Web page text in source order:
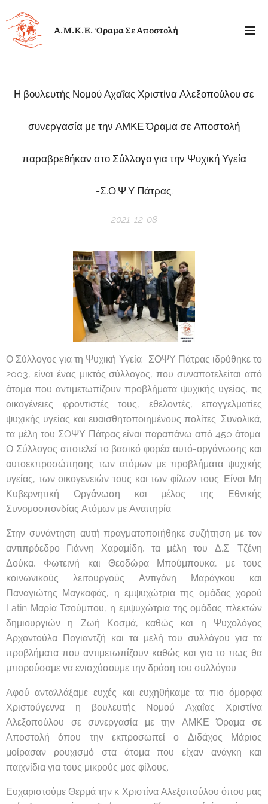
Α.Μ.Κ.Ε. Όραμα Σε Αποστολή
Η βουλευτής Νομού Αχαΐας Χριστίνα Αλεξοπούλου σε
συνεργασία με την ΑΜΚΕ Όραμα σε Αποστολή
παραβρεθήκαν στο Σύλλογο για την Ψυχική Υγεία
-Σ.Ο.Ψ.Υ Πάτρας.
2021-12-08
Ο Σύλλογος για τη Ψυχική Υγεία- ΣΟΨΥ Πάτρας ιδρύθηκε το
2003, είναι ένας μικτός σύλλογος, που συναποτελείται από
άτομα που αντιμετωπίζουν προβλήματα ψυχικής υγείας, τις
οικογένειες φροντιστές τους, εθελοντές, επαγγελματίες
ψυχικής υγείας και ευαισθητοποιημένους πολίτες. Συνολικά,
τα μέλη του ΣOΨΥ Πάτρας είναι παραπάνω από 450 άτομα.
Ο Σύλλογος αποτελεί το βασικό φορέα αυτό-οργάνωσης και
αυτοεκπροσώπησης των ατόμων με προβλήματα ψυχικής
υγείας, των οικογενειών τους και των φίλων τους. Είναι Μη
Κυβερνητική Οργάνωση και μέλος της Εθνικής
Συνομοσπονδίας Ατόμων με Αναπηρία.
Στην συνάντηση αυτή πραγματοποιήθηκε συζήτηση με τον
αντιπρόεδρο Γιάννη Χαραμίδη, τα μέλη του Δ.Σ. Τζένη
Δούκα, Φωτεινή και Θεοδώρα Μπούμπουκα, με τους
κοινωνικούς λειτουργούς Αντιγόνη Μαράγκου και
Παναγιώτης Μαγκαφάς, η εμψυχώτρια της ομάδας χορού
Latin Μαρία Τσούμπου, η εμψυχώτρια της ομάδας πλεκτών
δημιουργιών η Ζωή Κοσμά, καθώς και η Ψυχολόγος
Αρχοντούλα Πογιαντζή και τα μελή του συλλόγου για τα
προβλήματα που αντιμετωπίζουν καθώς και για το πως θα
μπορούσαμε να ενισχύσουμε την δράση του συλλόγου.
Αφού ανταλλάξαμε ευχές και ευχηθήκαμε τα πιο όμορφα
Χριστούγεννα η βουλευτής Νομού Αχαΐας Χριστίνα
Αλεξοπούλου σε συνεργασία με την ΑΜΚΕ Όραμα σε
Αποστολή όπου την εκπροσωπεί ο Διδάχος Μάριος
μοίρασαν ρουχισμό στα άτομα που είχαν ανάγκη και
παιχνίδια για τους μικρούς μας φίλους.
Ευχαριστούμε Θερμά την κ Χριστίνα Αλεξοπούλου όπου μας